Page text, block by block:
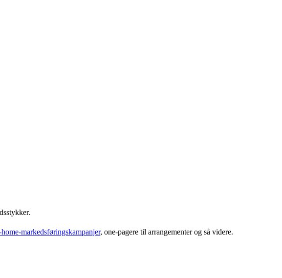
markedsføringskampanjer, one-pagere til arrangementer og så videre.